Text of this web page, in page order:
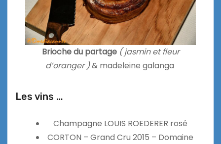
Brioche du partage ( jasmin et fleur
d’oranger )& madeleine galanga
Les vins …
Champagne LOUIS ROEDERER rosé
CORTON – Grand Cru 2015 – Domaine